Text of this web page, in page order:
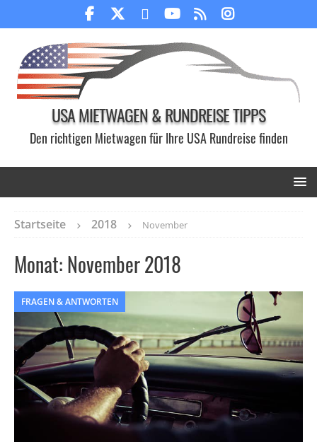
USA MIETWAGEN & RUNDREISE TIPPS
Den richtigen Mietwagen für Ihre USA Rundreise finden
Startseite 2018 November
Monat:November 2018
FRAGEN & ANTWORTEN